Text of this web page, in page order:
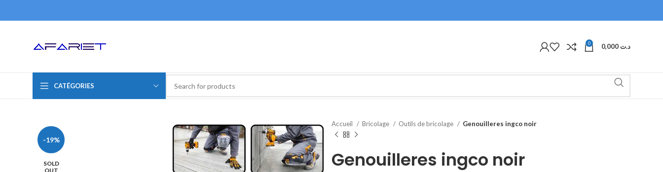
0 د.ت
CATÉGORIES
-19%
SOLD
OUT
Accueil Bricolage Outils de bricolage Genouilleres ingco noir
Genouilleres ingco noir